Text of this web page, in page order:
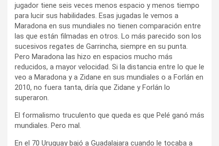
jugador tiene seis veces menos espacio y menos tiempo
para lucir sus habilidades. Esas jugadas le vemos a
Maradona en sus mundiales no tienen comparación entre
las que están filmadas en otros. Lo más parecido son los
sucesivos regates de Garrincha, siempre en su punta.
Pero Maradona las hizo en espacios mucho más
reducidos, a mayor velocidad. Si la distancia entre lo que le
veo a Maradona y a Zidane en sus mundiales o a Forlán en
2010, no fuera tanta, diría que Zidane y Forlán lo
superaron.
El formalismo truculento que queda es que Pelé ganó más
mundiales. Pero mal.
En el 70 Uruguay bajó a Guadalajara cuando le tocaba a